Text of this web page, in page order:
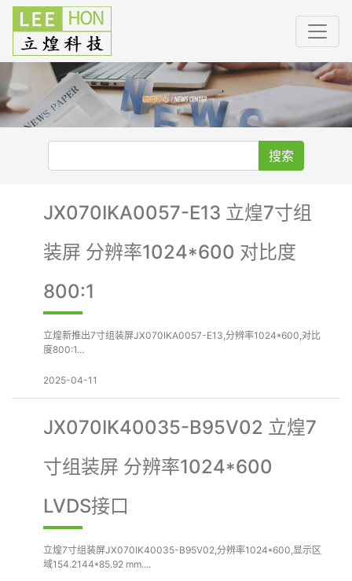
搜索
JX070IKA0057-E13 立煌7寸组
装屏 分辨率1024*600 对比度
800:1
立煌新推出7寸组装屏JX070IKA0057-E13,分辨率1024*600,对比
度800:1...
2025-04-11
JX070IK40035-B95V02 立煌7
寸组装屏 分辨率1024*600
LVDS接口
立煌7寸组装屏JX070IK40035-B95V02,分辨率1024*600,显示区
域154.2144*85.92 mm....